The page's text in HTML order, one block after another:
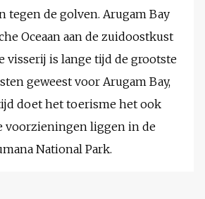
tegen de golven. Arugam Bay
Oceaan aan de zuidoostkust
visserij is lange tijd de grootste
geweest voor Arugam Bay,
doet het toerisme het ook
voorzieningen liggen in de
National Park.